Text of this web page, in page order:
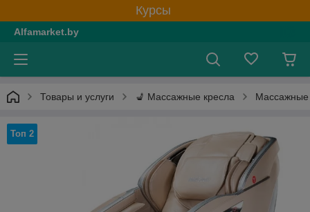
Курсы
Alfamarket.by
Товары и услуги 💺 Массажные кресла Массажные
Топ 2